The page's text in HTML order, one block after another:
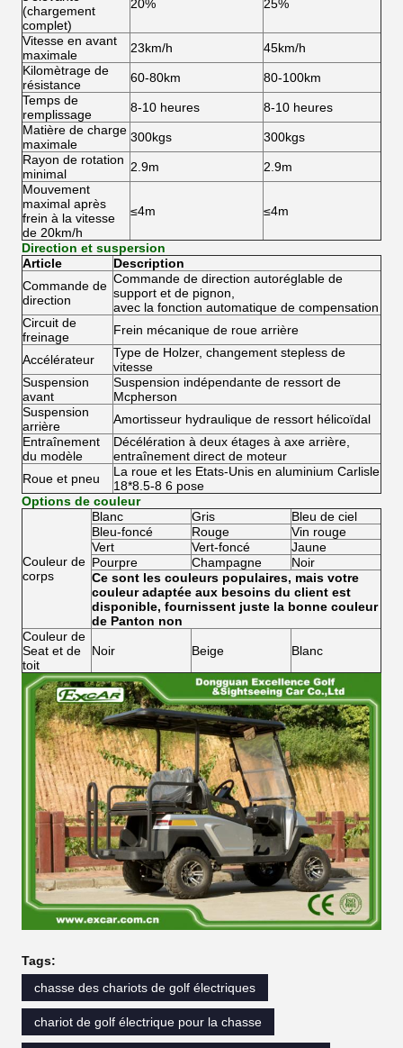
(chargement
complet)
20% 25%
Vitesse en avant
maximale
23km/h
45km/h
Kilomètrage de
résistance
60-80km
80-100km
Temps de
remplissage
8-10 heures
8-10 heures
Matière de charge
maximale
300kgs
300kgs
Rayon de rotation
minimal
2.9m
2.9m
Mouvement
maximal après
frein à la vitesse
de 20km/h
≤4m ≤4m
Direction et suspersion
Article
Description
Commande de
direction
Commande de direction autoréglable de
support et de pignon,
avec la fonction automatique de compensation
Circuit de
freinage
Frein mécanique de roue arrière
Accélérateur
Type de Holzer, changement stepless de
vitesse
Suspension
avant
Suspension indépendante de ressort de
Mcpherson
Suspension
arrière
Amortisseur hydraulique de ressort hélicoïdal
Entraînement
du modèle
Décélération à deux étages à axe arrière,
entraînement direct de moteur
Roue et pneu
La roue et les Etats-Unis en aluminium Carlisle
18*8.5-8 6 pose
Options de couleur
Couleur de
corps
Blanc Gris
Bleu de ciel
Bleu-foncé
Rouge
Vin rouge
Vert
Vert-foncé
Jaune
Pourpre
Champagne
Noir
Ce sont les couleurs populaires, mais votre
couleur adaptée aux besoins du client est
disponible, fournissent juste la bonne couleur
de Panton non
Couleur de
Seat et de
toit
Noir Beige Blanc
Tags:
chasse des chariots de golf électriques
chariot de golf électrique pour la chasse